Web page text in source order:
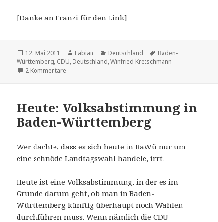
[Danke an Franzi für den Link]
Veröffentlicht
am
12. Mai 2011 Autor
Fabian Kategorien
Deutschland Schlagwörter
Baden-
Württemberg, CDU, Deutschland,Winfried Kretschmann
2 Kommentare
Heute: Volksabstimmung in
Baden-Württemberg
Wer dachte, dass es sich heute in BaWü nur um
eine schnöde Landtagswahl handele, irrt.
Heute ist eine Volksabstimmung, in der es im
Grunde darum geht, ob man in Baden-
Württemberg künftig überhaupt noch Wahlen
durchführen muss. Wenn nämlich die CDU